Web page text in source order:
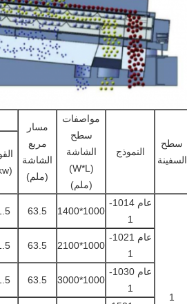
سطح
السفينة
النموذج
مواصفات
سطح
الشاشة
(W*L)
(ملم)
مسار
مربع
الشاشة
(ملم)
(kw)
1
عام 1014
-
1
1000*1400
63.5
عام 1021
-
1
1000*2100
63.5
عام 1030
-
1
1000*3000
63.5